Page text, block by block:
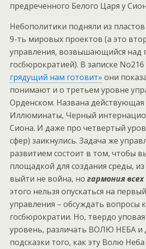
предреченного Белого Царя у
Небополитики подняли из
9-ть мировых проектов (а это
управления, возвышающийся над
госбюрократией). В записке No216
грядущий нам готовит» они
понимают и о третьем уровне
Орденском. Названа действующая
Иллюминаты, Черный
Сиона. И даже про четвертый
сфер) заикнулись. Задача же
развитием состоит в том, чтобы
площадкой для создания среды,
выйти не война, но гармония всех
этого нельзя опускаться на
управления – обсуждать вопросы
госбюрократии. Но, твердо
уровень, различать ВОЛЮ НЕБА и
подсказки того, как эту Волю